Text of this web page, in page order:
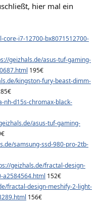
hier mal ein
core-i7-12700-bx8071512700-
geizhals.de/asus-tuf-gaming-
195€
kingston-fury-beast-dimm-
nh-d15s-chromax-black-
asus-tuf-gaming-
samsung-ssd-980-pro-2tb-
geizhals.de/fractal-design-
a2584564.html 152€
fractal-design-meshify-2-light-
156€